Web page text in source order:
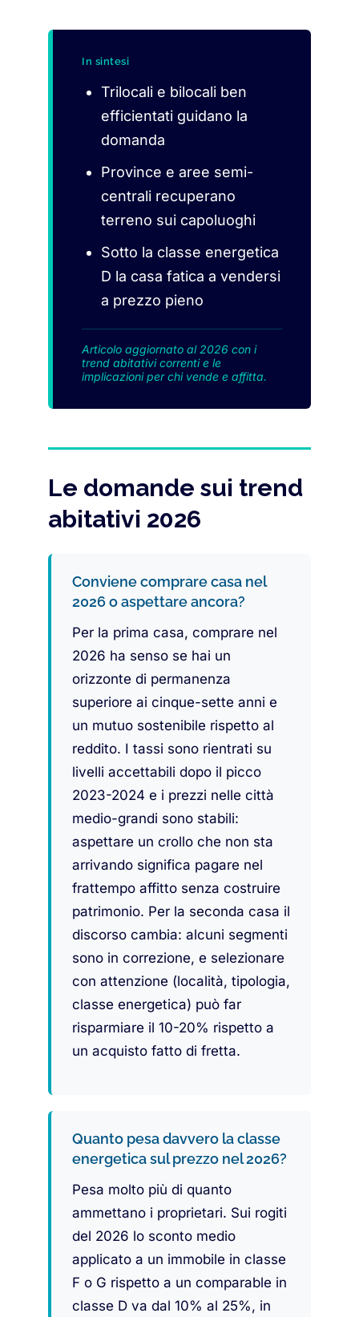
In sintesi
Trilocali e bilocali ben
efficientati guidano la
domanda
Province e aree semi-
centrali recuperano
terreno sui capoluoghi
Sotto la classe energetica
D la casa fatica a vendersi
a prezzo pieno
Articolo aggiornato al 2026 con i
trend abitativi correnti e le
implicazioni per chi vende e affitta.
Le domande sui trend
abitativi 2026
Conviene comprare casa nel
2026 o aspettare ancora?
Per la prima casa, comprare nel
2026 ha senso se hai un
orizzonte di permanenza
superiore ai cinque-sette anni e
un mutuo sostenibile rispetto al
reddito. I tassi sono rientrati su
livelli accettabili dopo il picco
2023-2024 e i prezzi nelle città
medio-grandi sono stabili:
aspettare un crollo che non sta
arrivando significa pagare nel
frattempo affitto senza costruire
patrimonio. Per la seconda casa il
discorso cambia: alcuni segmenti
sono in correzione, e selezionare
con attenzione (località, tipologia,
classe energetica) può far
risparmiare il 10-20% rispetto a
un acquisto fatto di fretta.
Quanto pesa davvero la classe
energetica sul prezzo nel 2026?
Pesa molto più di quanto
ammettano i proprietari. Sui rogiti
del 2026 lo sconto medio
applicato a un immobile in classe
F o G rispetto a un comparable in
classe D va dal 10% al 25%, in